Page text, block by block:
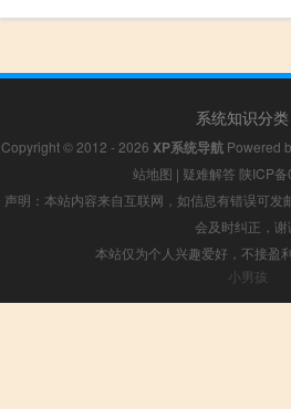
系统知识分类
Copyright © 2012 - 2026 XP系统导航 Powered
站地图 | 疑难解答 陕ICP
声明：本站内容来自互联网，如信息有错误可
会及时纠正，谢
本站仅为个人兴趣爱好，不接盈
小男孩